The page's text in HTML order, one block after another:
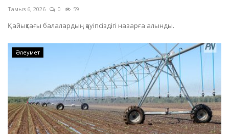
Тамыз 6, 2026 0 59
Қайықтағы балалардың қауіпсіздігі назарға алынды.
Әлеумет